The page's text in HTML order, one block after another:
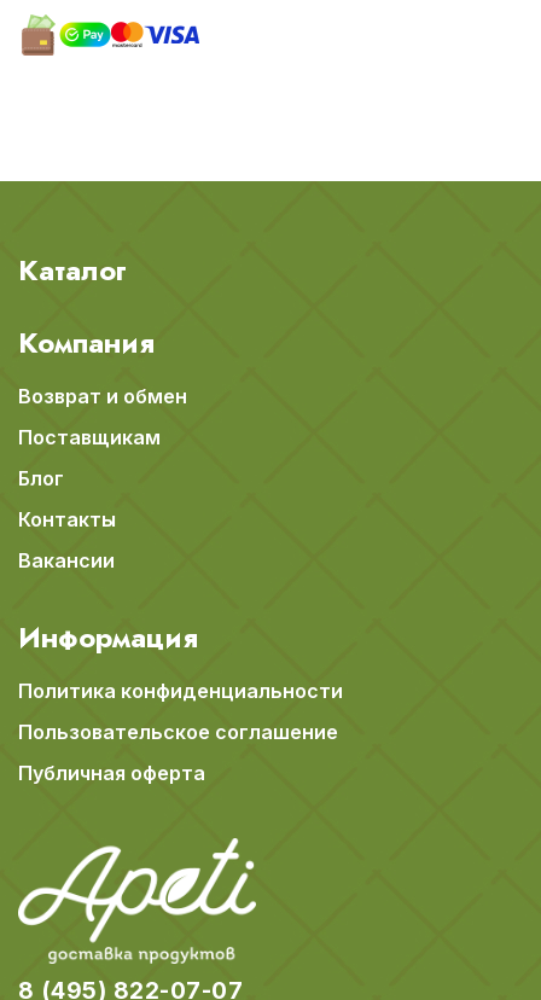
Каталог
Компания
Возврат и обмен
Поставщикам
Блог
Контакты
Вакансии
Информация
Политика конфиденциальности
Пользовательское соглашение
Публичная оферта
8 (495) 822-07-07